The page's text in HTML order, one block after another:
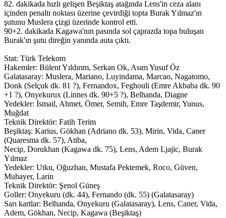
82. dakikada hızlı gelişen Beşiktaş atağında Lens'in ceza alanı
içinden penaltı noktası üzerine çevirdiği topta Burak Yılmaz'ın
şutunu Muslera çizgi üzerinde kontrol etti.
90+2. dakikada Kagawa'nın pasında sol çaprazda topa buluşan
Burak'ın şutu direğin yanında auta çıktı.
Stat: Türk Telekom
Hakemler: Bülent Yıldırım, Serkan Ok, Asım Yusuf Öz
Galatasaray: Muslera, Mariano, Luyindama, Marcao, Nagatomo,
Donk (Selçuk dk. 81 ?), Fernandox, Feghouli (Emre Akbaba dk. 90
+1 ?), Onyekurux (Linnes dk. 90+5 ?), Belhanda, Diagne
Yedekler: İsmail, Ahmet, Ömer, Semih, Emre Taşdemir, Yunus,
Muğdat
Teknik Direktör: Fatih Terim
Beşiktaş: Karius, Gökhan (Adriano dk. 53), Mirin, Vida, Caner
(Quaresma dk. 57), Atiba,
Necip, Dorukhan (Kagawa dk. 75), Lens, Adem Ljajic, Burak
Yılmaz
Yedekler: Utku, Oğuzhan, Mustafa Pektemek, Roco, Güven,
Muhayer, Larin
Teknik Direktör: Şenol Güneş
Goller: Onyekuru (dk. 44), Fernando (dk. 55) (Galatasaray)
Sarı kartlar: Belhanda, Onyekuru (Galatasaray), Lens, Caner, Vida,
Adem, Gökhan, Necip, Kagawa (Beşiktaş)